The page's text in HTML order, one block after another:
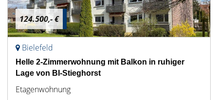
124.500,- €
Bielefeld
Helle 2-Zimmerwohnung mit Balkon in ruhiger
Lage von BI-Stieghorst
Etagenwohnung